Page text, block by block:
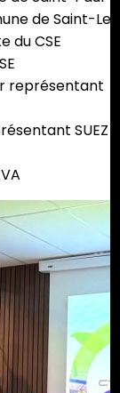
de Saint-Leu
du CSE
représentant
SUEZ